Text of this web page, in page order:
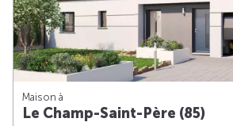
Maison à
Le Champ-Saint-Père (85)